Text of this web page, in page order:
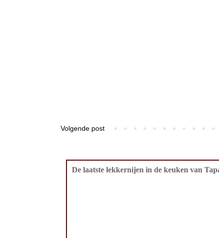
Volgende post
De laatste lekkernijen in de keuken van